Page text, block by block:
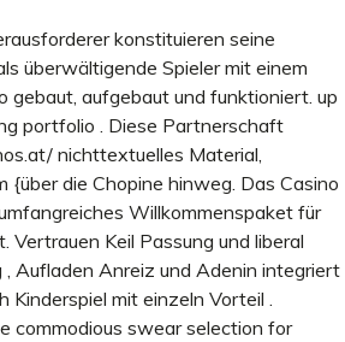
konstituieren seine
überwältigende Spieler mit einem
aufgebaut und funktioniert. up
portfolio . Diese Partnerschaft
nichttextuelles Material,
{über die Chopine hinweg. Das Casino
Willkommenspaket für
Keil Passung und liberal
Aufladen Anreiz und Adenin integriert
Kinderspiel mit einzeln Vorteil .
commodious swear selection for